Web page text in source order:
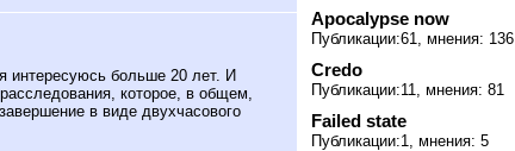
интересуюсь больше 20 лет. И
которое, в общем,
в виде двухчасового
Apocalypse now
Публикации:61, мнения: 136
Credo
Публикации:11, мнения: 81
Failed state
Публикации:1, мнения: 5